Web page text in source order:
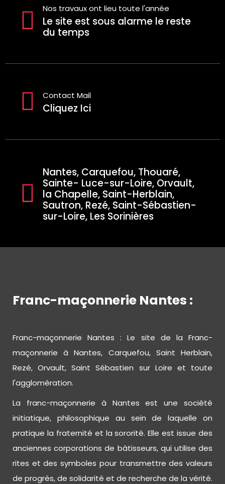
Nos travaux ont lieu toute l'année
Le site est sous alarme le reste
du temps
Contact Mail
Cliquez Ici
Nantes, Carquefou, Thouaré,
Sainte- Luce-sur-Loire, Orvault,
la Chapelle, Saint-Herblain,
Sautron, Rezé, Saint-Sébastien-
sur-Loire, Les Sorinières
Franc-maçonnerie Nantes :
Franc-maçonnerie Nantes : Le site de la Franc-
maçonnerie à Nantes, Carquefou, Saint Herblain,
Rezé, Orvault, Saint Sébastien sur Loire et toute
l'agglomération.
La franc-maçonnerie à Nantes est une société
initiatique, philosophique au sein de laquelle on
pratique la fraternité et la sororité. Elle est issue des
anciennes corporations de bâtisseurs, qui utilise des
rites et des symboles pour transmettre des valeurs
de progrès, de solidarité et de recherche de la vérité.